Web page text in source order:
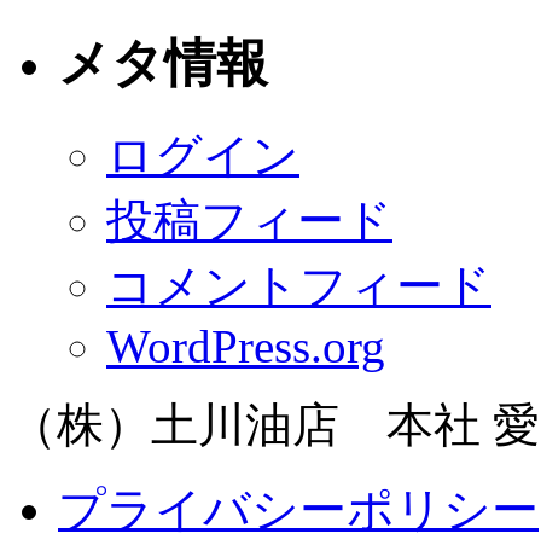
メタ情報
ログイン
投稿フィード
コメントフィード
WordPress.org
（株）土川油店 本社
プライバシーポリシー